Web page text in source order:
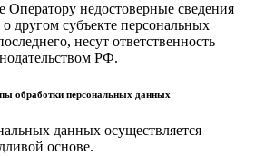
Оператору недостоверные сведения
другом субъекте персональных
несут ответственность
РФ.
обработки персональных данных
данных осуществляется
основе.